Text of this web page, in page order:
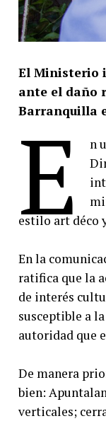
El Ministerio
ante el daño
Barranquilla
E
n
estilo art déco
En la
ratifica que la
de interés
susceptible a
autoridad que
De manera
bien:
verticales;